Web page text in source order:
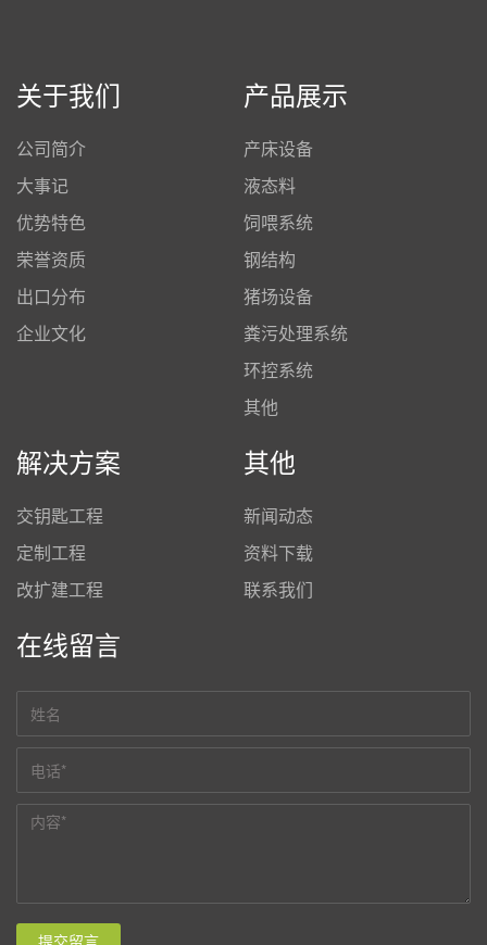
关于我们
公司简介
大事记
优势特色
荣誉资质
出口分布
企业文化
产品展示
产床设备
液态料
饲喂系统
钢结构
猪场设备
粪污处理系统
环控系统
其他
解决方案
交钥匙工程
定制工程
改扩建工程
其他
新闻动态
资料下载
联系我们
在线留言